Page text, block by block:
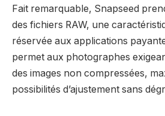
Fait remarquable, Snapseed
des fichiers RAW, une
réservée aux applications
permet aux photographes
des images non compressées,
possibilités d’ajustement sans